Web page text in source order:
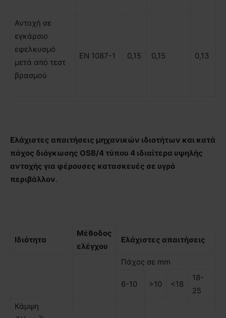
Αντοχή σε
εγκάρσιο
εφελκυσµό
µετά από τεστ
βρασµού
ΕΝ 1087-1 0,15 0,15 0,13
Ελάχιστες απαιτήσεις μηχανικών ιδιοτήτων και κατά
πάχος διόγκωσης OSB/4 τύπου 4 ιδιαίτερα υψηλής
αντοχής για φέρουσες κατασκευές σε υγρό
περιβάλλον.
Ιδιότητα
Μέθοδος
ελέγχου
Ελάχιστες απαιτήσεις
Πάχος σε mm
6-10 >10 <18
18-
25
Κάµψη